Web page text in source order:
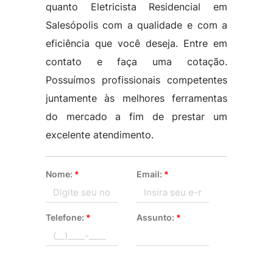
quanto Eletricista Residencial em
Salesópolis com a qualidade e com a
eficiência que você deseja. Entre em
contato e faça uma cotação.
Possuímos profissionais competentes
juntamente às melhores ferramentas
do mercado a fim de prestar um
excelente atendimento.
Nome: * Email: *
Telefone: * Assunto: *